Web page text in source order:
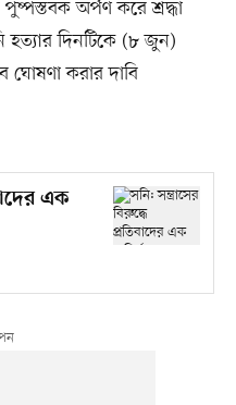
অর্পণ করে শ্রদ্ধা
হত্যার দিনটিকে (৮ জুন)
ঘোষণা করার দাবি
এক